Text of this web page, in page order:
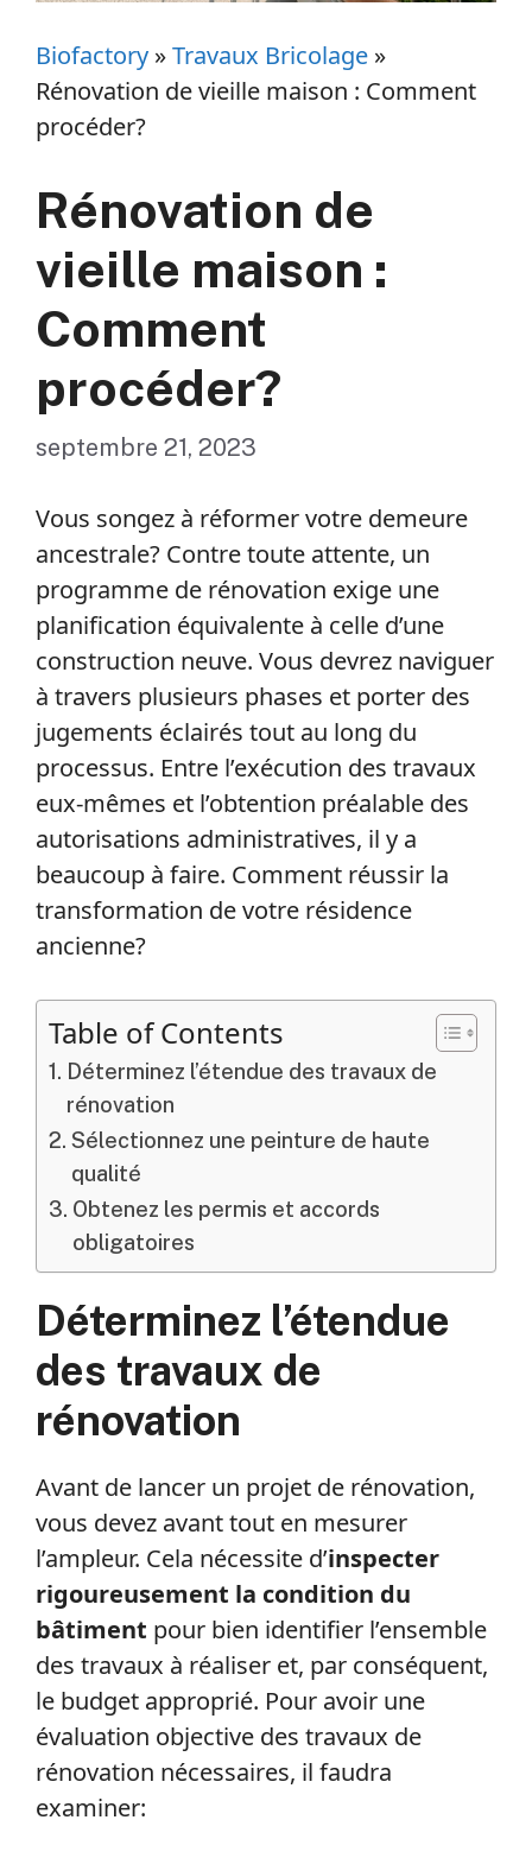
Biofactory »Travaux Bricolage »
Rénovation de vieille maison : Comment
procéder?
Rénovation de
vieille maison :
Comment
procéder?
septembre 21, 2023
Vous songez à réformer votre demeure
ancestrale? Contre toute attente, un
programme de rénovation exige une
planification équivalente à celle d’une
construction neuve. Vous devrez naviguer
à travers plusieurs phases et porter des
jugements éclairés tout au long du
processus. Entre l’exécution des travaux
eux-mêmes et l’obtention préalable des
autorisations administratives, il y a
beaucoup à faire. Comment réussir la
transformation de votre résidence
ancienne?
Table of Contents
Déterminez l’étendue des travaux de
rénovation
Sélectionnez une peinture de haute
qualité
Obtenez les permis et accords
obligatoires
Déterminez l’étendue
des travaux de
rénovation
Avant de lancer un projet de rénovation,
vous devez avant tout en mesurer
l’ampleur. Cela nécessite d’inspecter
rigoureusement la condition du
bâtiment pour bien identifier l’ensemble
des travaux à réaliser et, par conséquent,
le budget approprié. Pour avoir une
évaluation objective des travaux de
rénovation nécessaires, il faudra
examiner: